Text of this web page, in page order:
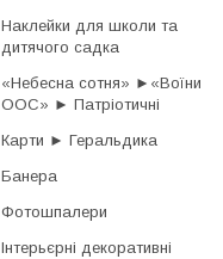
Наклейки для школи та
дитячого садка
«Небесна сотня» ►«Воїни
ООС» ► Патріотичні
Карти ► Геральдика
Банера
Фотошпалери
Інтерьєрні декоративні